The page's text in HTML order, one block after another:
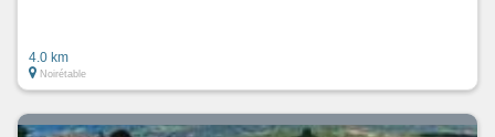
4.0 km
Noirétable